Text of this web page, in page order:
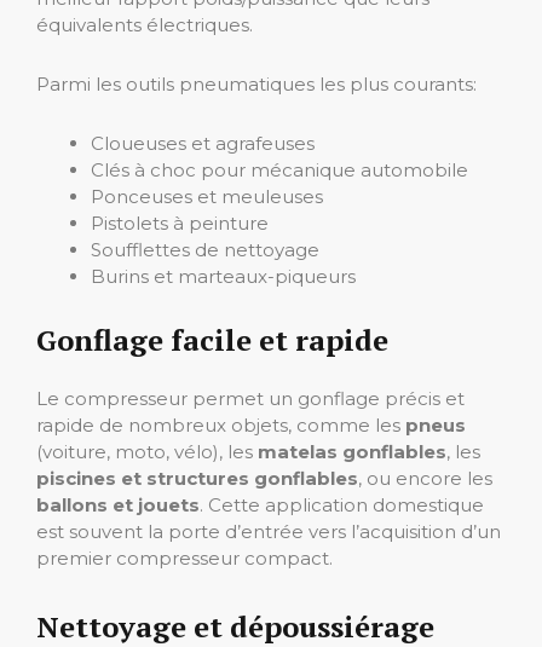
équivalents électriques.
Parmi les outils pneumatiques les plus courants:
Cloueuses et agrafeuses
Clés à choc pour mécanique automobile
Ponceuses et meuleuses
Pistolets à peinture
Soufflettes de nettoyage
Burins et marteaux-piqueurs
Gonflage facile et rapide
Le compresseur permet un gonflage précis et
rapide de nombreux objets, comme les pneus
(voiture, moto, vélo), les matelas gonflables, les
piscines et structures gonflables, ou encore les
ballons et jouets. Cette application domestique
est souvent la porte d’entrée vers l’acquisition d’un
premier compresseur compact.
Nettoyage et dépoussiérage